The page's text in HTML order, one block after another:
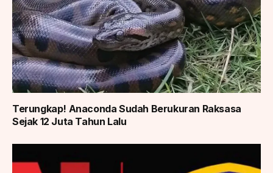
Terungkap! Anaconda Sudah Berukuran Raksasa
Sejak 12 Juta Tahun Lalu